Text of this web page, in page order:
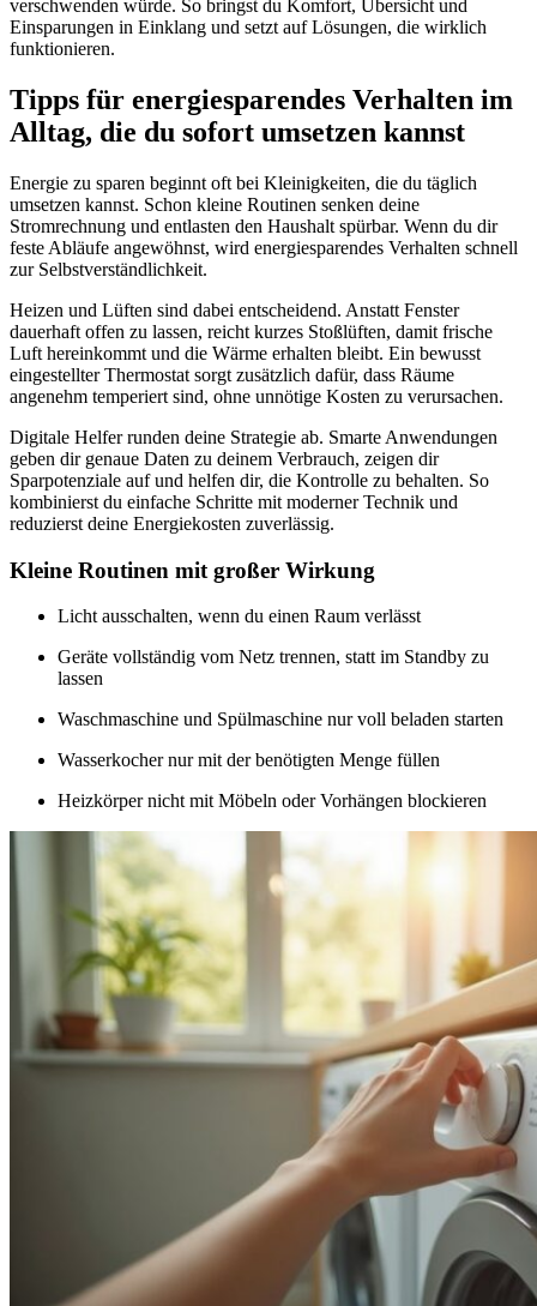
verschwenden würde. So bringst du Komfort, Übersicht und
Einsparungen in Einklang und setzt auf Lösungen, die wirklich
funktionieren.
Tipps für energiesparendes Verhalten im
Alltag, die du sofort umsetzen kannst
Energie zu sparen beginnt oft bei Kleinigkeiten, die du täglich
umsetzen kannst. Schon kleine Routinen senken deine
Stromrechnung und entlasten den Haushalt spürbar. Wenn du dir
feste Abläufe angewöhnst, wird energiesparendes Verhalten schnell
zur Selbstverständlichkeit.
Heizen und Lüften sind dabei entscheidend. Anstatt Fenster
dauerhaft offen zu lassen, reicht kurzes Stoßlüften, damit frische
Luft hereinkommt und die Wärme erhalten bleibt. Ein bewusst
eingestellter Thermostat sorgt zusätzlich dafür, dass Räume
angenehm temperiert sind, ohne unnötige Kosten zu verursachen.
Digitale Helfer runden deine Strategie ab. Smarte Anwendungen
geben dir genaue Daten zu deinem Verbrauch, zeigen dir
Sparpotenziale auf und helfen dir, die Kontrolle zu behalten. So
kombinierst du einfache Schritte mit moderner Technik und
reduzierst deine Energiekosten zuverlässig.
Kleine Routinen mit großer Wirkung
Licht ausschalten, wenn du einen Raum verlässt
Geräte vollständig vom Netz trennen, statt im Standby zu
lassen
Waschmaschine und Spülmaschine nur voll beladen starten
Wasserkocher nur mit der benötigten Menge füllen
Heizkörper nicht mit Möbeln oder Vorhängen blockieren